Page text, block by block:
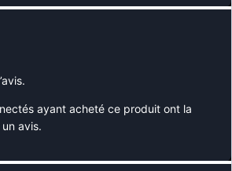
ayant acheté ce produit ont la
avis.